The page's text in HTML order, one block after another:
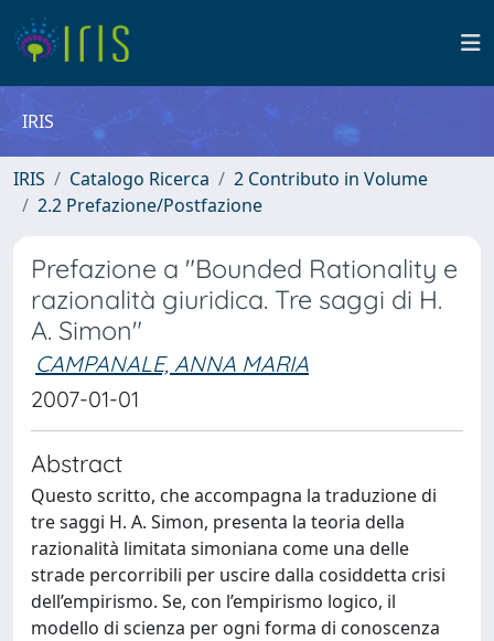
IRIS
IRIS Catalogo Ricerca
2 Contributo in Volume
2.2 Prefazione/Postfazione
Prefazione a "Bounded Rationality e
razionalità giuridica. Tre saggi di H.
A. Simon"
CAMPANALE, ANNA MARIA
2007-01-01
Abstract
Questo scritto, che accompagna la traduzione di
tre saggi H. A. Simon, presenta la teoria della
razionalità limitata simoniana come una delle
strade percorribili per uscire dalla cosiddetta crisi
dell’empirismo. Se, con l’empirismo logico, il
modello di scienza per ogni forma di conoscenza